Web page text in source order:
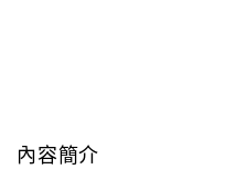
內容簡介